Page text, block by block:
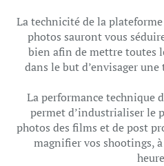
La technicité de la
photos sauront vous
bien afin de mettre toutes
dans le but d’envisager
La performance technique
permet d’industrialiser le
photos des films et de post
magnifier vos shootings,